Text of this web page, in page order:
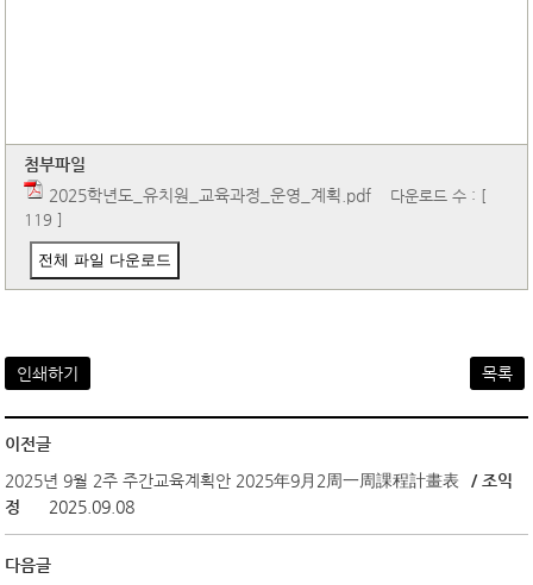
첨부파일
2025학년도_유치원_교육과정_운영_계획.pdf 다운로드 수 : [
119 ]
전체 파일 다운로드
인쇄하기 목록
이전글
2025년 9월 2주 주간교육계획안 2025年9月2周一周課程計畫表
/ 조익
정
2025.09.08
다음글